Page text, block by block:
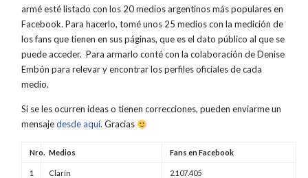
armé esté listado con los 20 medios argentinos más populares en
Facebook. Para hacerlo, tomé unos 25 medios con la medición de
los fans que tienen en sus páginas, que es el dato público al que se
puede acceder. Para armarlo conté con la colaboración de Denise
Embón para relevar y encontrar los perfiles oficiales de cada
medio.
Si se les ocurren ideas o tienen correcciones, pueden enviarme un
mensajedesde aquí. Gracias
Nro. Medios Fans en Facebook
1 Clarín 2.107.405